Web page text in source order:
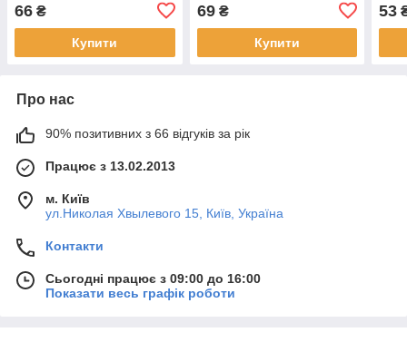
66 ₴
Купити
69₴
Купити
53
Про нас
90% позитивних з 66 відгуків за рік
Працює з 13.02.2013
м. Київ
ул.Николая Хвылевого 15, Київ, Україна
Контакти
Сьогодні працює з 09:00 до 16:00
Показати весь графік роботи